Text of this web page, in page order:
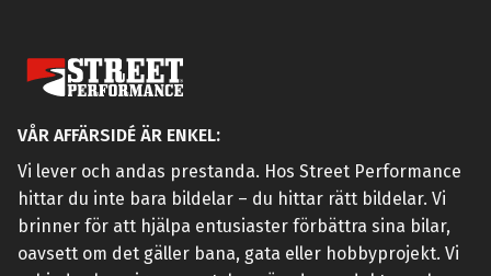
VÅR AFFÄRSIDÉ ÄR ENKEL:
Vi lever och andas prestanda. Hos Street Performance
hittar du inte bara bildelar – du hittar rätt bildelar. Vi
brinner för att hjälpa entusiaster förbättra sina bilar,
oavsett om det gäller bana, gata eller hobbyprojekt. Vi